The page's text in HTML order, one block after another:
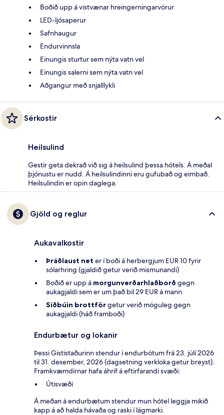
Boðið upp á vistvænar hreingerningarvörur
LED-ljósaperur
Safnhaugur
Endurvinnsla
Einungis sturtur sem nýta vatn vel
Einungis salerni sem nýta vatn vel
Aðgangur með snjalllykli
Sérkostir
Heilsulind
Gestir geta dekrað við sig á heilsulind þessa hótels. Á meðal
þjónustu er nudd. Á heilsulindinni eru gufubað og eimbað.
Heilsulindin er opin daglega.
Gjöld og reglur
Aukavalkostir
Þráðlaust net er í boði á herbergjum EUR 10 fyrir
sólarhring (gjaldið getur verið mismunandi)
Boðið er upp á morgunverðarhlaðborð gegn
aukagjaldi sem er um það bil 29 EUR á mann
Síðbúin brottförgetur verið möguleg gegn
aukagjaldi (háð framboði)
Endurbætur og lokanir
Þessi Gististaðurinn stendur í endurbótum frá 23. júlí 2026
til 31. desember, 2026 (dagsetning verkloka getur breyst).
Framkvæmdirnar hafa áhrif á eftirfarandi svæði:
Útisvæði
Á meðan á endurbætum stendur mun hótel leggja mikið
kapp á að halda hávaða og raski í lágmarki.